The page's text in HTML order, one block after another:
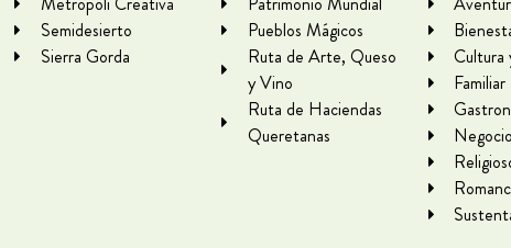
Semidesierto
Sierra Gorda
Pueblos Mágicos
Ruta de Arte, Queso
y Vino
Ruta de Haciendas
Queretanas
Cultura
Familiar